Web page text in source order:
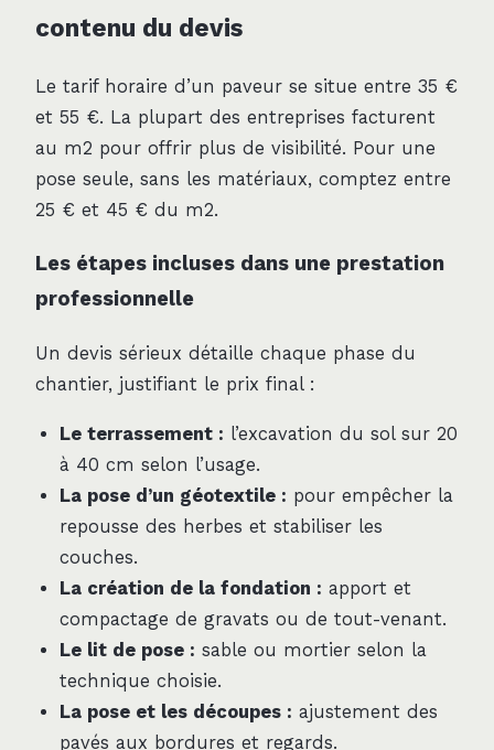
contenu du devis
Le tarif horaire d’un paveur se situe entre 35 €
et 55 €. La plupart des entreprises facturent
au m2 pour offrir plus de visibilité. Pour une
pose seule, sans les matériaux, comptez entre
25 € et 45 € du m2.
Les étapes incluses dans une prestation
professionnelle
Un devis sérieux détaille chaque phase du
chantier, justifiant le prix final :
Le terrassement : l’excavation du sol sur 20
à 40 cm selon l’usage.
La pose d’un géotextile : pour empêcher la
repousse des herbes et stabiliser les
couches.
La création de la fondation : apport et
compactage de gravats ou de tout-venant.
Le lit de pose : sable ou mortier selon la
technique choisie.
La pose et les découpes : ajustement des
pavés aux bordures et regards.